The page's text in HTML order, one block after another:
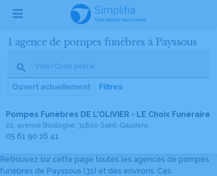
1 agence de pompes funèbres à Payssous
Ville/Code postal
Ouvert actuellement Filtres
Pompes Funèbres DE L'OLIVIER - LE Choix Funéraire
22, avenue Boulogne, 31800 Saint-Gaudens
05 61 90 16 41
Retrouvez sur cette page toutes les agences de pompes
funèbres de Payssous (31) et des environs. Ces